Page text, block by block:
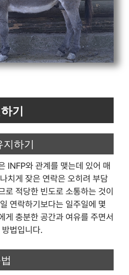
기
하기
INFP와 관계를 맺는데 있어 매
치게 잦은 연락은 오히려 부담
로 적당한 빈도로 소통하는 것이
연락하기보다는 일주일에 몇
게 충분한 공간과 여유를 주면서
법입니다.